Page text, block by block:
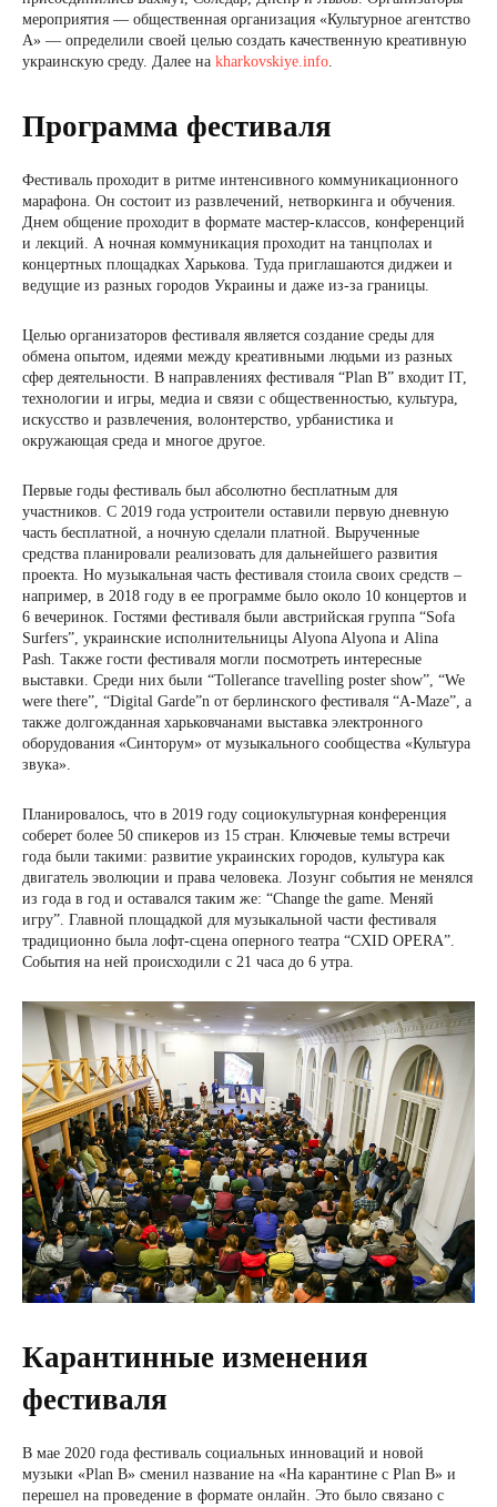
мероприятия — общественная организация «Культурное агентство
А» — определили своей целью создать качественную креативную
украинскую среду. Далее на kharkovskiye.info.
Программа фестиваля
Фестиваль проходит в ритме интенсивного коммуникационного
марафона. Он состоит из развлечений, нетворкинга и обучения.
Днем общение проходит в формате мастер-классов, конференций
и лекций. А ночная коммуникация проходит на танцполах и
концертных площадках Харькова. Туда приглашаются диджеи и
ведущие из разных городов Украины и даже из-за границы.
Целью организаторов фестиваля является создание среды для
обмена опытом, идеями между креативными людьми из разных
сфер деятельности. В направлениях фестиваля “Plan B” входит IT,
технологии и игры, медиа и связи с общественностью, культура,
искусство и развлечения, волонтерство, урбанистика и
окружающая среда и многое другое.
Первые годы фестиваль был абсолютно бесплатным для
участников. С 2019 года устроители оставили первую дневную
часть бесплатной, а ночную сделали платной. Вырученные
средства планировали реализовать для дальнейшего развития
проекта. Но музыкальная часть фестиваля стоила своих средств –
например, в 2018 году в ее программе было около 10 концертов и
6 вечеринок. Гостями фестиваля были австрийская группа “Sofa
Surfers”, украинские исполнительницы Alyona Alyona и Alina
Pash. Также гости фестиваля могли посмотреть интересные
выставки. Среди них были “Tollerance travelling poster show”, “We
were there”, “Digital Garde”n от берлинского фестиваля “A-Maze”, а
также долгожданная харьковчанами выставка электронного
оборудования «Синторум» от музыкального сообщества «Культура
звука».
Планировалось, что в 2019 году социокультурная конференция
соберет более 50 спикеров из 15 стран. Ключевые темы встречи
года были такими: развитие украинских городов, культура как
двигатель эволюции и права человека. Лозунг события не менялся
из года в год и оставался таким же: “Change the game. Меняй
игру”. Главной площадкой для музыкальной части фестиваля
традиционно была лофт-сцена оперного театра “CXID OPERA”.
События на ней происходили с 21 часа до 6 утра.
Карантинные изменения
фестиваля
В мае 2020 года фестиваль социальных инноваций и новой
музыки «Plan B» сменил название на «На карантине с Plan B» и
перешел на проведение в формате онлайн. Это было связано с